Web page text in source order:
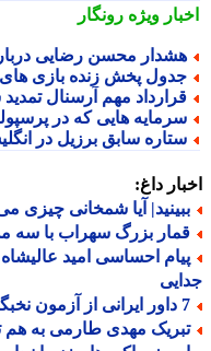
ویژهرونگار
محسن رضایی درباره
پخش زنده بازی های جمعه 16
مهم آرسنال تمدید شد
هایی که در
سابق برزیل در
داغ:
آیا شمخانی چیزی می
بزرگ سهراب با سه
احساسی امید عالیشاه
مهدی طارمی به هم